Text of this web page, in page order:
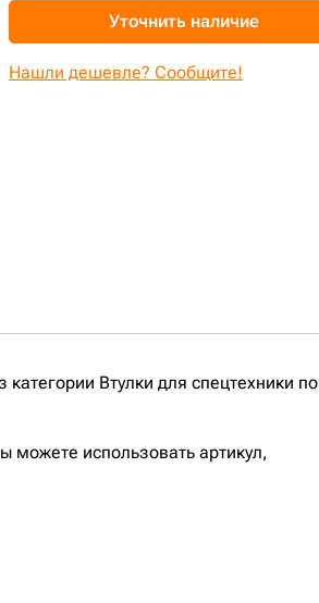
Уточнить наличие
Нашли дешевле? Сообщите!
Втулки для спецтехники по
можете использовать артикул,